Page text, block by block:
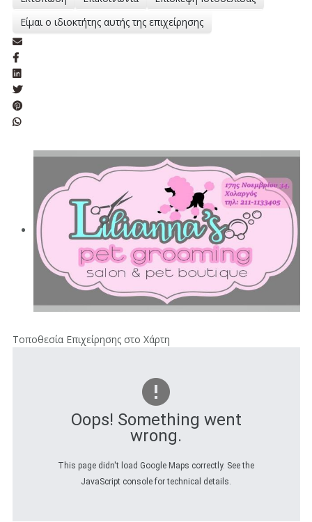
Είμαι ο ιδιοκτήτης αυτής της επιχείρησης
Τοποθεσία Επιχείρησης στο Χάρτη
Oops! Something went
wrong.
This page didn't load Google Maps correctly. See the
JavaScript console for technical details.